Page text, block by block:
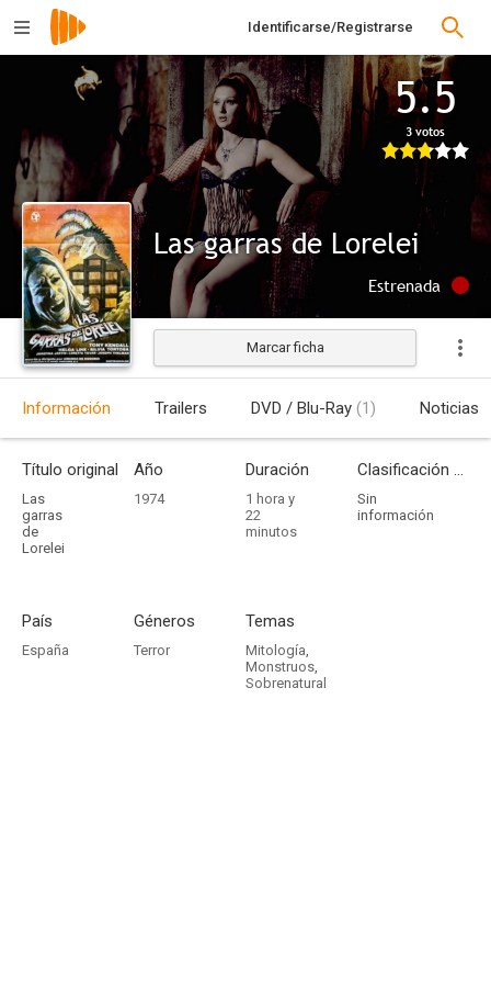
Identificarse/Registrarse
5.5
3 votos
Las garras de Lorelei
Estrenada
Marcar ficha
Información Trailers DVD / Blu-Ray (1) Noticias
Título original
Las
garras
de
Lorelei
Año
1974
Duración
1 hora y
22
minutos
Clasificación por edades
Sin
información
País
España
Géneros
Terror
Temas
Mitología,
Monstruos,
Sobrenatural